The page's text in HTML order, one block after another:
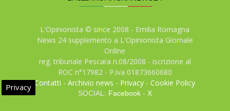
L'Opinionista © since 2008 - Emilia Romagna
News 24 supplemento a L'Opinionista Giornale
Online
reg. tribunale Pescara n.08/2008 - iscrizione al
ROC n°17982 - P.iva 01873660680
Contatti -Archivio news - Privacy -Cookie Policy
SOCIAL: Facebook- X
Privacy